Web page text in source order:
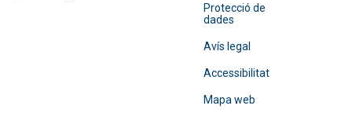
Protecció de
dades
Avís legal
Accessibilitat
Mapa web